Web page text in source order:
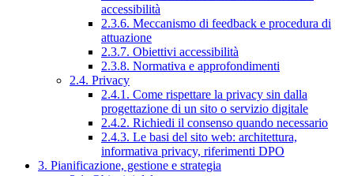
accessibilità
2.3.6. Meccanismo di feedback e procedura di
attuazione
2.3.7. Obiettivi accessibilità
2.3.8. Normativa e approfondimenti
2.4. Privacy
2.4.1. Come rispettare la privacy sin dalla
progettazione di un sito o servizio digitale
2.4.2. Richiedi il consenso quando necessario
2.4.3. Le basi del sito web: architettura,
informativa privacy, riferimenti DPO
3. Pianificazione, gestione e strategia